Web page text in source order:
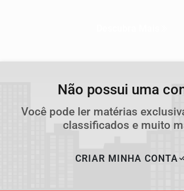
Não possui uma
Você pode ler matérias
classificados e muito
CRIAR MINHA CONTA